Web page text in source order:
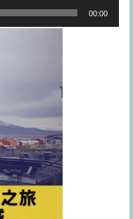
00:00